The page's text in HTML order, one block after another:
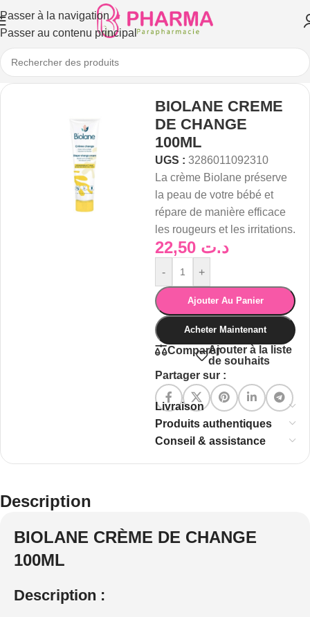
Passer à la navigation
Passer au contenu principal
BIOLANE CREME
DE CHANGE
100ML
UGS : 3286011092310
La crème Biolane préserve
la peau de votre bébé et
répare de manière efficace
les rougeurs et les irritations.
د.ت
- +
Ajouter Au Panier
Acheter Maintenant
ComparerAjouter à la liste
de souhaits
Partager sur :
Livraison
Produits authentiques
Conseil & assistance
Description
BIOLANE CRÈME DE CHANGE
100ML
Description :